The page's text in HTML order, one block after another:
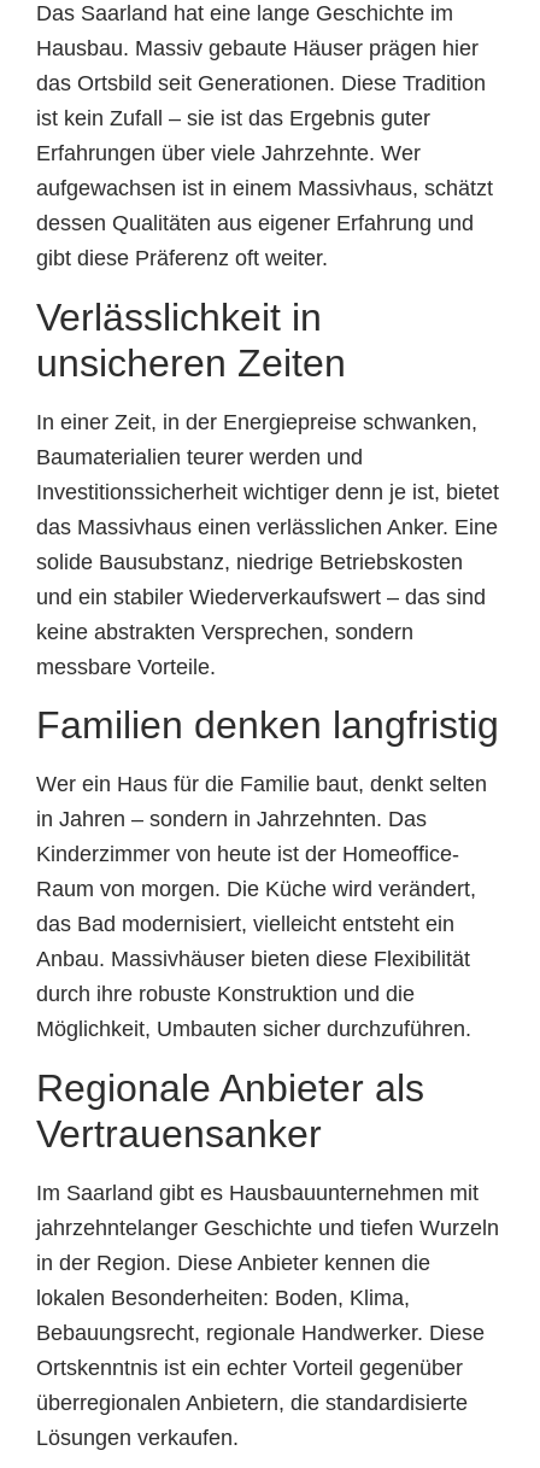
Das Saarland hat eine lange Geschichte im
Hausbau. Massiv gebaute Häuser prägen hier
das Ortsbild seit Generationen. Diese Tradition
ist kein Zufall – sie ist das Ergebnis guter
Erfahrungen über viele Jahrzehnte. Wer
aufgewachsen ist in einem Massivhaus, schätzt
dessen Qualitäten aus eigener Erfahrung und
gibt diese Präferenz oft weiter.
Verlässlichkeit in
unsicheren Zeiten
In einer Zeit, in der Energiepreise schwanken,
Baumaterialien teurer werden und
Investitionssicherheit wichtiger denn je ist, bietet
das Massivhaus einen verlässlichen Anker. Eine
solide Bausubstanz, niedrige Betriebskosten
und ein stabiler Wiederverkaufswert – das sind
keine abstrakten Versprechen, sondern
messbare Vorteile.
Familien denken langfristig
Wer ein Haus für die Familie baut, denkt selten
in Jahren – sondern in Jahrzehnten. Das
Kinderzimmer von heute ist der Homeoffice-
Raum von morgen. Die Küche wird verändert,
das Bad modernisiert, vielleicht entsteht ein
Anbau. Massivhäuser bieten diese Flexibilität
durch ihre robuste Konstruktion und die
Möglichkeit, Umbauten sicher durchzuführen.
Regionale Anbieter als
Vertrauensanker
Im Saarland gibt es Hausbauunternehmen mit
jahrzehntelanger Geschichte und tiefen Wurzeln
in der Region. Diese Anbieter kennen die
lokalen Besonderheiten: Boden, Klima,
Bebauungsrecht, regionale Handwerker. Diese
Ortskenntnis ist ein echter Vorteil gegenüber
überregionalen Anbietern, die standardisierte
Lösungen verkaufen.